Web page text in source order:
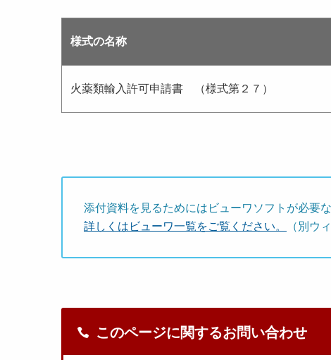
様式の名称
火薬類輸入許可申請書 （様式第２７）
添付資料を見るためにはビューワソフトが必要
詳しくはビューワ一覧をご覧ください。
（別ウ
このページに関するお問い合わせ